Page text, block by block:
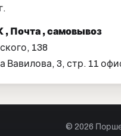
Почта , самовывоз
138
Вавилова, 3, стр. 11
© 2026